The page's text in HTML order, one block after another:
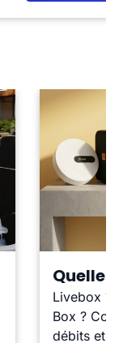
Quelle
Livebox ?
Box ?
débits et